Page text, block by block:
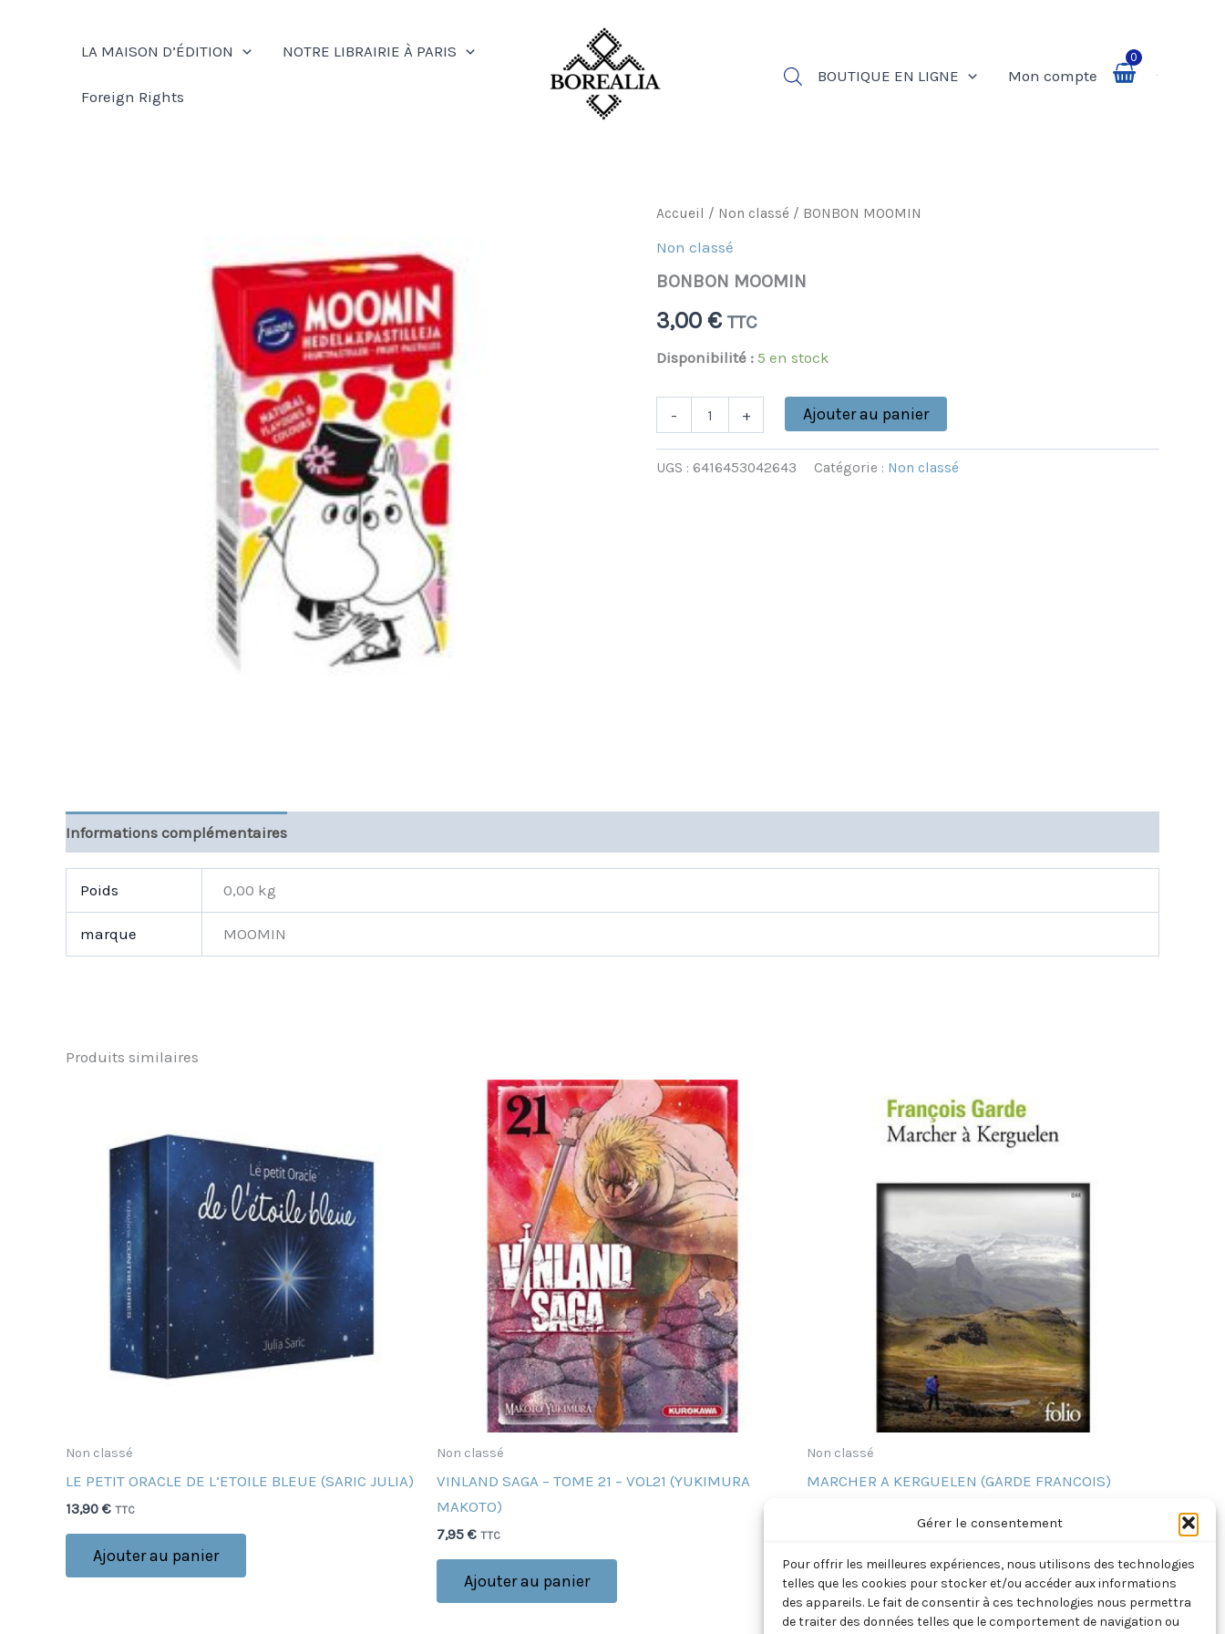
Gérer le consentement
Pour offrir les meilleures expériences, nous utilisons des technologies
telles que les cookies pour stocker et/ou accéder aux informations
des appareils. Le fait de consentir à ces technologies nous permettra
de traiter des données telles que le comportement de navigation ou
LA MAISON D’ÉDITION NOTRE LIBRAIRIE À PARIS
Foreign Rights
BOUTIQUE EN LIGNE Mon compte
0
Accueil / Non classé / BONBON MOOMIN
Non classé
BONBON MOOMIN
3,00 € TTC
Disponibilité : 5 en stock
-
quantité
BONBON
+ Ajouter au panier
UGS : 6416453042643 Catégorie : Non classé
Informations complémentaires
Poids 0,00 kg
marque MOOMIN
Produits similaires
Non classé
LE PETIT ORACLE DE L’ETOILE BLEUE (SARIC JULIA)
13,90 € TTC
Ajouter au panier
Non classé
VINLAND SAGA – TOME 21 – VOL21 (YUKIMURA
MAKOTO)
7,95 € TTC
Ajouter au panier
Non classé
MARCHER A KERGUELEN (GARDE FRANCOIS)
Ajouter au panier